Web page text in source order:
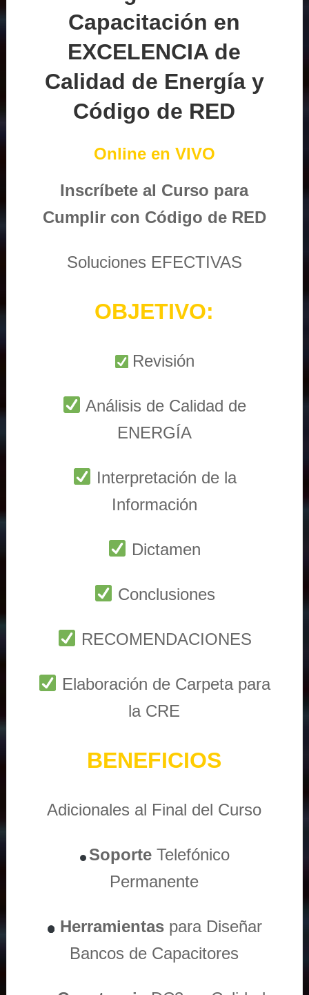
Capacitación en
EXCELENCIA de
Calidad de Energía y
Código de RED
Online en VIVO
Inscríbete al Curso para
Cumplir con Código de RED
Soluciones EFECTIVAS
OBJETIVO:
Revisión
Análisis de Calidad de
ENERGÍA
Interpretación de la
Información
Dictamen
Conclusiones
RECOMENDACIONES
Elaboración de Carpeta para
la CRE
BENEFICIOS
Adicionales al Final del Curso
Soporte Telefónico
Permanente
Herramientas para Diseñar
Bancos de Capacitores